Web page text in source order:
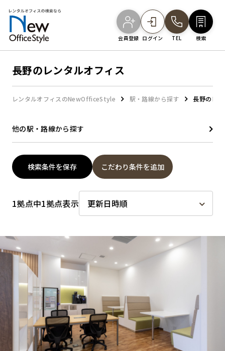
会員登録 ログイン TEL 検索
オフィスを探す
駅・路線から探す
地図から探す
キャンペーンから探す
ブランドから探す
オフィススタイルから探す
長野のレンタルオフィス
レンタルオフィスのNewOfficeStyle 駅・路線から探す 長野のレ
他の駅・路線から探す
検索条件を保存 こだわり条件を追加
1拠点中1拠点表示